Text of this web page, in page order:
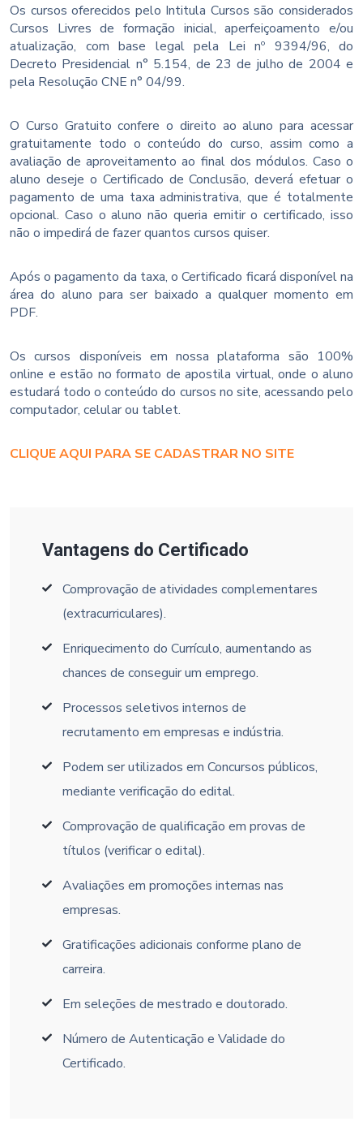
Os cursos oferecidos pelo Intitula Cursos são considerados
Cursos Livres de formação inicial, aperfeiçoamento e/ou
atualização, com base legal pela Lei nº 9394/96, do
Decreto Presidencial n° 5.154, de 23 de julho de 2004 e
pela Resolução CNE n° 04/99.
O Curso Gratuito confere o direito ao aluno para acessar
gratuitamente todo o conteúdo do curso, assim como a
avaliação de aproveitamento ao final dos módulos. Caso o
aluno deseje o Certificado de Conclusão, deverá efetuar o
pagamento de uma taxa administrativa, que é totalmente
opcional. Caso o aluno não queria emitir o certificado, isso
não o impedirá de fazer quantos cursos quiser.
Após o pagamento da taxa, o Certificado ficará disponível na
área do aluno para ser baixado a qualquer momento em
PDF.
Os cursos disponíveis em nossa plataforma são 100%
online e estão no formato de apostila virtual, onde o aluno
estudará todo o conteúdo do cursos no site, acessando pelo
computador, celular ou tablet.
CLIQUE AQUI PARA SE CADASTRAR NO SITE
Vantagens do Certificado
Comprovação de atividades complementares
(extracurriculares).
Enriquecimento do Currículo, aumentando as
chances de conseguir um emprego.
Processos seletivos internos de
recrutamento em empresas e indústria.
Podem ser utilizados em Concursos públicos,
mediante verificação do edital.
Comprovação de qualificação em provas de
títulos (verificar o edital).
Avaliações em promoções internas nas
empresas.
Gratificações adicionais conforme plano de
carreira.
Em seleções de mestrado e doutorado.
Número de Autenticação e Validade do
Certificado.